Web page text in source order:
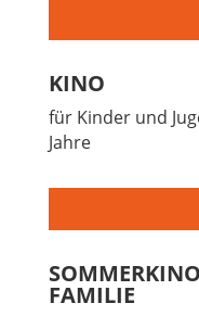
KINO
für Kinder und
Jahre
FAMILIE